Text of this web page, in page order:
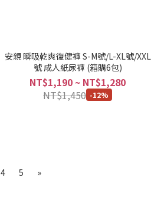
安親 瞬吸乾爽復健褲 S-M號/L-XL號/XXL
號 成人紙尿褲 (箱購6包)
NT$1,190 ~ NT$1,280
NT$1,450 -12%
4 5 »